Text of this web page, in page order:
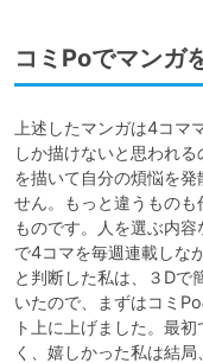
コミPoでマンガ
上述したマンガは4コ
しか描けないと思われ
を描いて自分の煩悩を
せん。もっと違うもの
ものです。人を選ぶ内
で4コマを毎週連載しな
と判断した私は、３Dで
いたので、まずはコミ
ト上に上げました。最
く、嬉しかった私は結